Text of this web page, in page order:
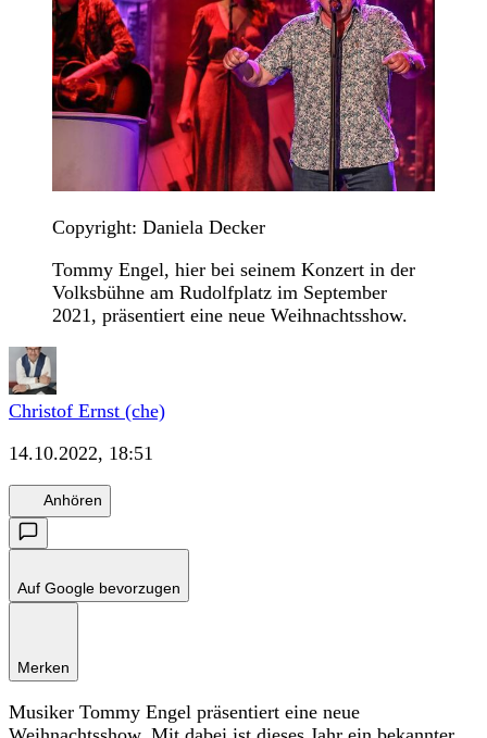
Copyright: Daniela Decker
Tommy Engel, hier bei seinem Konzert in der
Volksbühne am Rudolfplatz im September
2021, präsentiert eine neue Weihnachtsshow.
Christof Ernst (che)
14.10.2022, 18:51
Anhören
Auf Google bevorzugen
Merken
Musiker Tommy Engel präsentiert eine neue